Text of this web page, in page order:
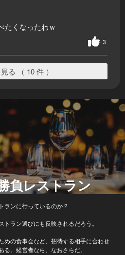
たくなったわｗ
3
る （ 10 件 ）
負レストラン
ランに行っているのか？
ラン選びにも反映されるだろう。
めの食事会など、招待する相手に合わせ
。経営者なら、なおさらだ。